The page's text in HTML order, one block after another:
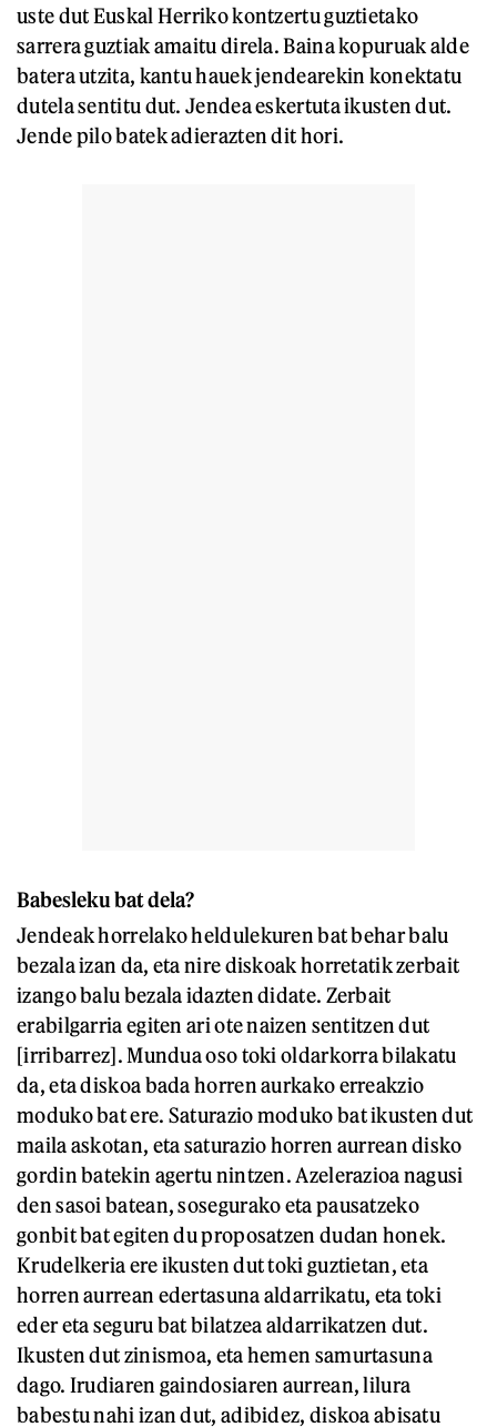
uste dut Euskal Herriko kontzertu guztietako
sarrera guztiak amaitu direla. Baina kopuruak alde
batera utzita, kantu hauek jendearekin konektatu
dutela sentitu dut. Jendea eskertuta ikusten dut.
Jende pilo batek adierazten dit hori.
Babesleku bat dela?
Jendeak horrelako heldulekuren bat behar balu
bezala izan da, eta nire diskoak horretatik zerbait
izango balu bezala idazten didate. Zerbait
erabilgarria egiten ari ote naizen sentitzen dut
[irribarrez]. Mundua oso toki oldarkorra bilakatu
da, eta diskoa bada horren aurkako erreakzio
moduko bat ere. Saturazio moduko bat ikusten dut
maila askotan, eta saturazio horren aurrean disko
gordin batekin agertu nintzen. Azelerazioa nagusi
den sasoi batean, sosegurako eta pausatzeko
gonbit bat egiten du proposatzen dudan honek.
Krudelkeria ere ikusten dut toki guztietan, eta
horren aurrean edertasuna aldarrikatu, eta toki
eder eta seguru bat bilatzea aldarrikatzen dut.
Ikusten dut zinismoa, eta hemen samurtasuna
dago. Irudiaren gaindosiaren aurrean, lilura
babestu nahi izan dut, adibidez, diskoa abisatu